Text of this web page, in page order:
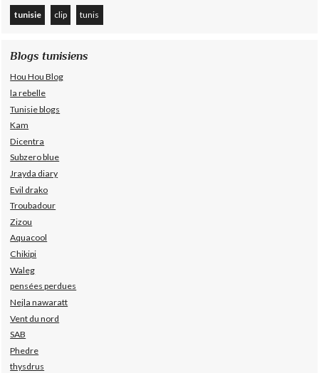
tunisie clip tunis
Blogs tunisiens
Hou Hou Blog
la rebelle
Tunisie blogs
Kam
Dicentra
Subzero blue
Jrayda diary
Evil drako
Troubadour
Zizou
Aquacool
Chikipi
Waleg
pensées perdues
Nejla nawaratt
Vent du nord
SAB
Phedre
thysdrus